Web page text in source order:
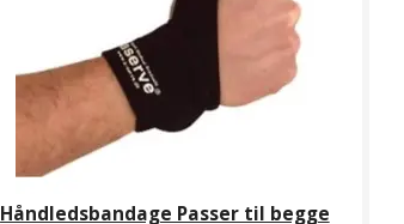
Håndledsbandage Passer til begge